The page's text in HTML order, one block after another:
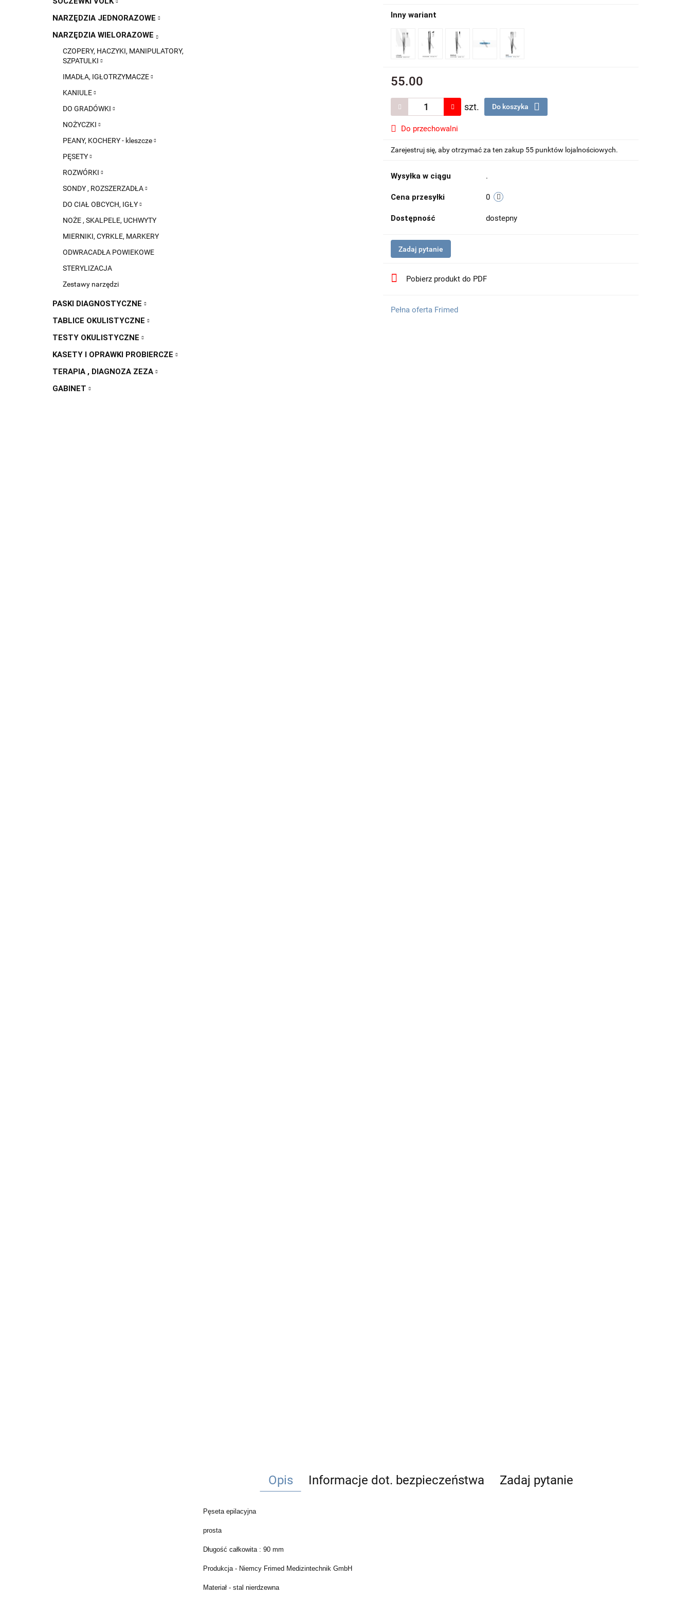
NARZĘDZIA JEDNORAZOWE
NARZĘDZIA WIELORAZOWE
CZOPERY, HACZYKI, MANIPULATORY,
SZPATULKI
IMADŁA, IGŁOTRZYMACZE
KANIULE
DO GRADÓWKI
NOŻYCZKI
PEANY, KOCHERY - kleszcze
PĘSETY
ROZWÓRKI
SONDY , ROZSZERZADŁA
DO CIAŁ OBCYCH, IGŁY
NOŻE , SKALPELE, UCHWYTY
MIERNIKI, CYRKLE, MARKERY
ODWRACADŁA POWIEKOWE
STERYLIZACJA
Zestawy narzędzi
PASKI DIAGNOSTYCZNE
TABLICE OKULISTYCZNE
TESTY OKULISTYCZNE
KASETY I OPRAWKI PROBIERCZE
TERAPIA , DIAGNOZA ZEZA
GABINET
Inny wariant
55.00
szt. Do koszyka
Do przechowalni
Zarejestruj się, aby otrzymać za ten zakup 55 punktów lojalnościowych.
Wysyłka w ciągu .
Cena przesyłki 0
Dostępność dostepny
Zadaj pytanie
Pobierz produkt do PDF
Pełna oferta Frimed
Opis Informacje dot. bezpieczeństwa Zadaj pytanie
Pęseta epilacyjna
prosta
Długość całkowita : 90 mm
Produkcja - Niemcy Frimed Medizintechnik GmbH
Materiał - stal nierdzewna